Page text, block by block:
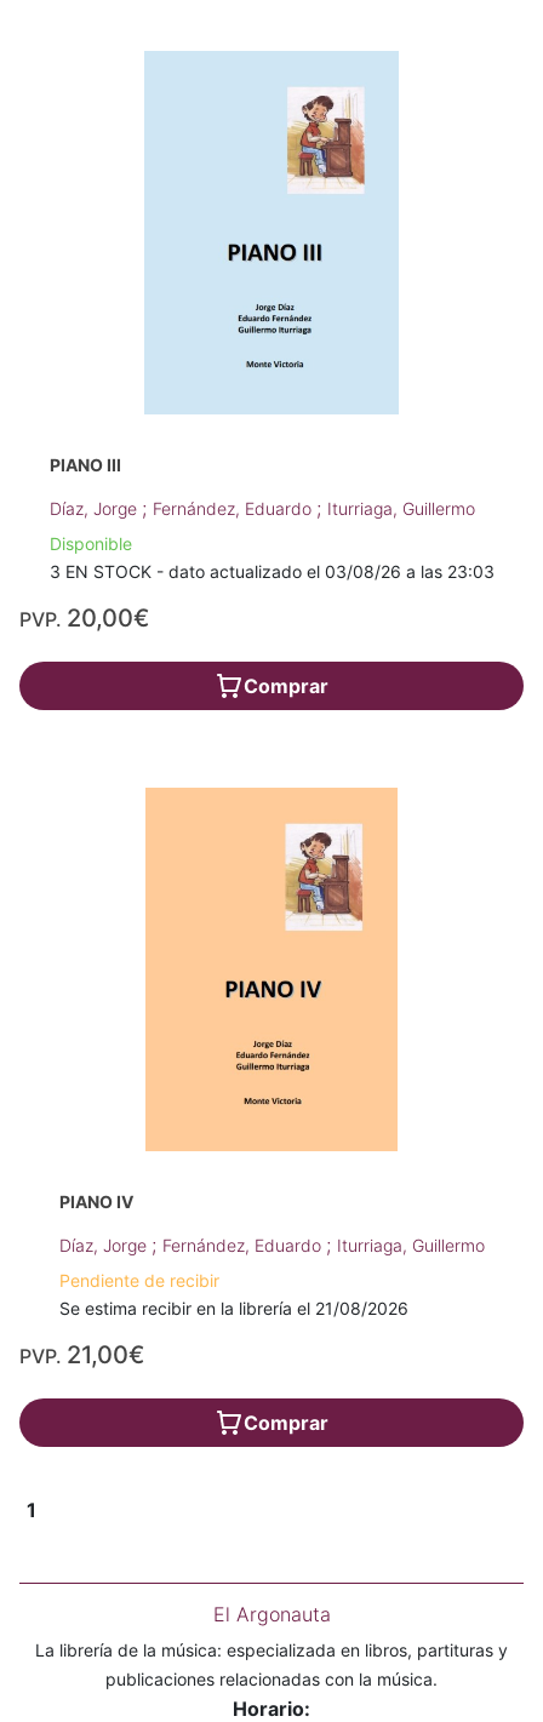
PIANO III
Díaz, Jorge ; Fernández, Eduardo ; Iturriaga, Guillermo
Disponible
3 EN STOCK - dato actualizado el 03/08/26 a las 23:03
PVP. 20,00€
Comprar
PIANO IV
Díaz, Jorge ; Fernández, Eduardo ; Iturriaga, Guillermo
Pendiente de recibir
Se estima recibir en la librería el 21/08/2026
PVP. 21,00€
Comprar
1
El Argonauta
La librería de la música: especializada en libros, partituras y
publicaciones relacionadas con la música.
Horario: